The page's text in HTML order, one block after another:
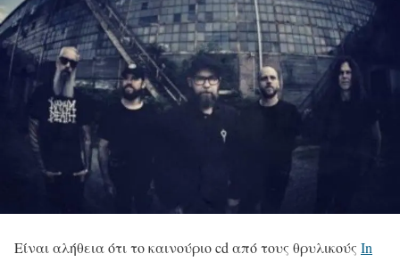
Είναι αλήθεια ότι το καινούριο cd από τους θρυλικούς In